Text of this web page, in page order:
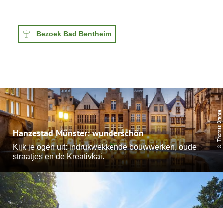
Bezoek Bad Bentheim
Hanzestad Münster: wunderschön
Kijk je ogen uit: indrukwekkende bouwwerken, oude
straatjes en de Kreativkai.
© Thomas Branse